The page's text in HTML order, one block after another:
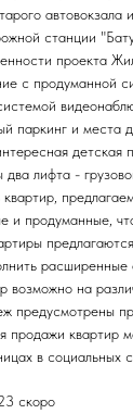
автовокзала
станции
проекта
с продуманной
паркинг и места
детская
лифта -
продуманные,
на
предусмотрены
продажи квартир
в социальных
скоро